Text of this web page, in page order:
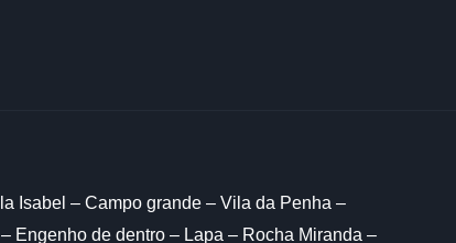
Isabel – Campo grande – Vila da Penha –
Engenho de dentro – Lapa – Rocha Miranda –